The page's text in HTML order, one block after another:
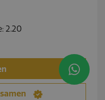
2.20